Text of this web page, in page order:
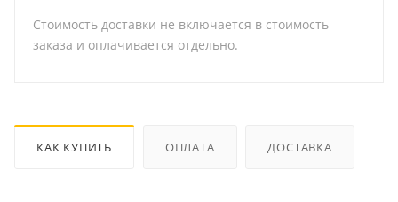
Стоимость доставки не включается в стоимость
заказа и оплачивается отдельно.
КАК КУПИТЬ ОПЛАТА ДОСТАВКА